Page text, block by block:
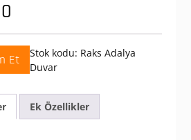
Et Stok kodu: Raks Adalya
Duvar
Ek Özellikler